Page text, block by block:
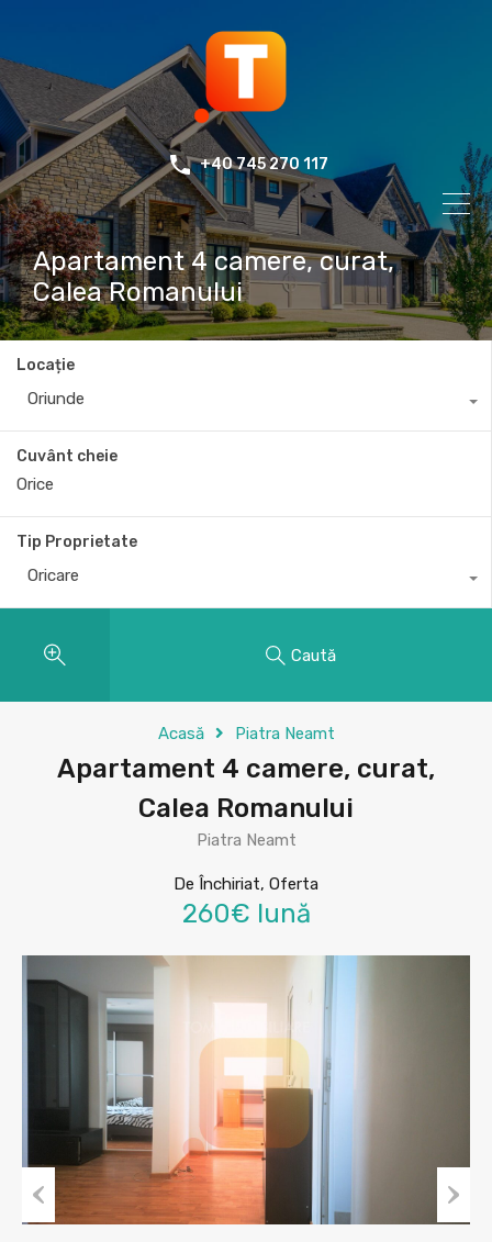
+40 745 270 117
Apartament 4 camere, curat,
Calea Romanului
Locație
Oriunde
Cuvânt cheie
Tip Proprietate
Oricare
Caută
Acasă Piatra Neamt
Apartament 4 camere, curat,
Calea Romanului
Piatra Neamt
De Închiriat, Oferta
260€ lună